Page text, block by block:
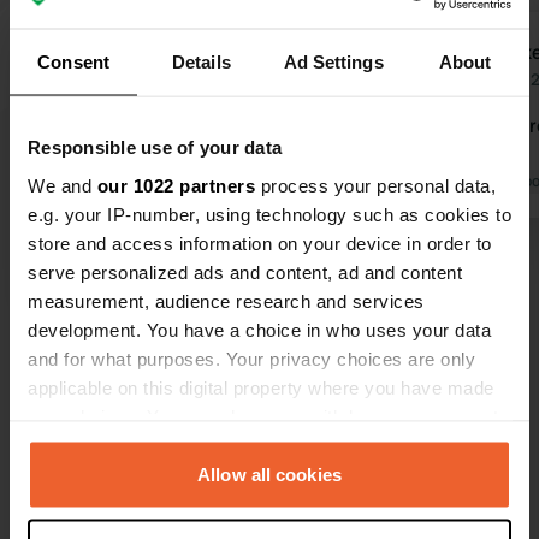
Consent Details Ad Settings About
Responsible use of your data
We and our 1022 partners process your personal data,
e.g. your IP-number, using technology such as cookies to
store and access information on your device in order to
serve personalized ads and content, ad and content
measurement, audience research and services
development. You have a choice in who uses your data
and for what purposes. Your privacy choices are only
applicable on this digital property where you have made
any time from the Cookie Declaration or by clicking on
the Privacy trigger icon.Allow all cookies
Eribamark
bien aménagé. Situé au calme, il
constitue un excellent point de départ
pour découvrir les nombreux sites
touristiques de la région. Belle piscine
ensoleillée. Les programmes pour
enfants ont été très appréciés.
Traduit par GoogleAfficher l'original
L
sept.
beaucoup
Traduit par
Contact
Emplacement